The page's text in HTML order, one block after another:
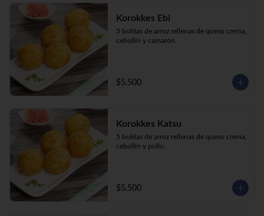
Korokkes Ebi
5 bolitas de arroz rellenas de queso crema,
cebollín y camarón.
$5.500
Korokkes Katsu
5 bolitas de arroz rellenas de queso crema,
cebollín y pollo.
$5.500